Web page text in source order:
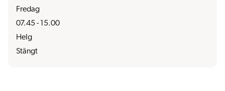
Fredag
07.45 - 15.00
Helg
Stängt